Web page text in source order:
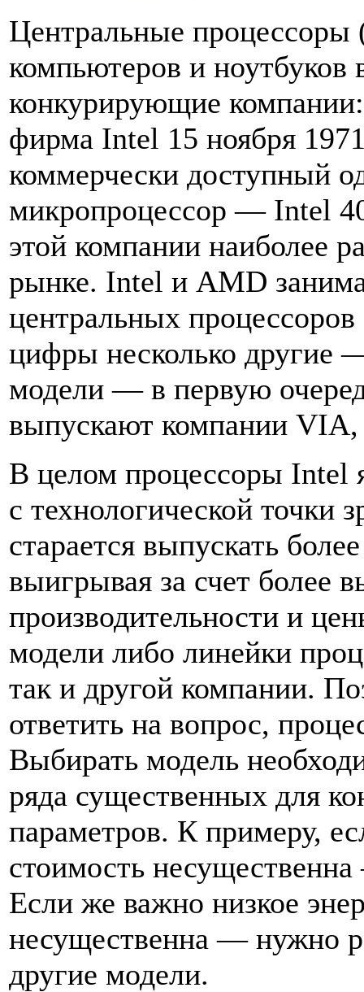
Центральные
компьютеров и
конкурирующие
фирма Intel 15 ноября
коммерчески доступный
микропроцессор — Intel
этой компании наиболее
рынке. Intel и AMD
центральных
цифры несколько другие
модели — в первую
выпускают компании
В целом процессоры Intel
с технологической точки
старается выпускать
выигрывая за счет более
производительности и
модели либо линейки
так и другой компании.
ответить на вопрос,
Выбирать модель
ряда существенных для
параметров. К примеру,
стоимость
Если же важно низкое
несущественна — нужно
другие модели.